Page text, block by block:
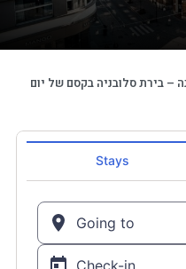
– בירת סלובניה בקסם של יום